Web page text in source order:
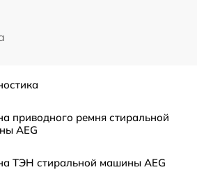
приводного ремня стиральной
AEG
ТЭН стиральной машины AEG